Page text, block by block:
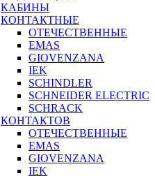
КАБИНЫ
КОНТАКТНЫЕ
ОТЕЧЕСТВЕННЫЕ
EMAS
GIOVENZANA
IEK
SCHINDLER
SCHNEIDER ELECTRIC
SCHRACK
КОНТАКТОВ
ОТЕЧЕСТВЕННЫЕ
EMAS
GIOVENZANA
IEK